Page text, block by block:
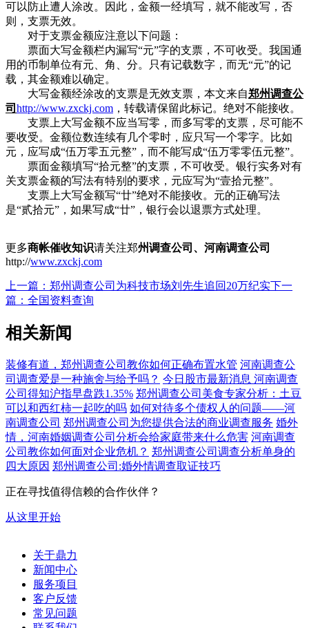
可以防止遭人涂改。因此，金额一经填写，就不能改写，否
则，支票无效。
对于支票金额应注意以下问题：
票面大写金额栏内漏写“元”字的支票，不可收受。我国通
用的币制单位有元、角、分。只有记载数字，而无“元”的记
载，其金额难以确定。
大写金额经涂改的支票是无效支票，本文来自郑州调查公
司 http://www.zxckj.com ，转载请保留此标记。绝对不能接收。
支票上大写金额不应当写零，而多写零的支票，尽可能不
要收受。金额位数连续有几个零时，应只写一个零字。比如
元，应写成“伍万零五元整”，而不能写成“伍万零零伍元整”。
票面金额填写“拾元整”的支票，不可收受。银行实务对有
关支票金额的写法有特别的要求，元应写为“壹拾元整”。
支票上大写金额写“廿”绝对不能接收。元的正确写法
是“贰拾元”，如果写成“廿”，银行会以退票方式处理。
更多商帐催收知识请关注郑州调查公司、河南调查公司
http://www.zxckj.com
上一篇：郑州调查公司为科技市场刘先生追回20万纪实下一
篇：全国资料查询
相关新闻
装修有道，郑州调查公司教你如何正确布置水管 河南调查公
司调查爱是一种施舍与给予吗？ 今日股市最新消息 河南调查
公司得知沪指早盘跌1.35% 郑州调查公司美食专家分析：土豆
可以和西红柿一起吃的吗 如何对待多个债权人的问题——河
南调查公司 郑州调查公司为您提供合法的商业调查服务 婚外
情，河南婚姻调查公司分析会给家庭带来什么危害 河南调查
公司教你如何面对企业危机？ 郑州调查公司调查分析单身的
四大原因 郑州调查公司:婚外情调查取证技巧
正在寻找值得信赖的合作伙伴？
从这里开始
关于鼎力
新闻中心
服务项目
客户反馈
常见问题